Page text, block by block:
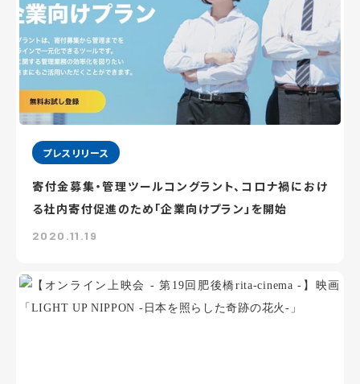
プレスリリース
寄付金募集・管理ツールコングラント、コロナ禍におけ
る社内寄付促進のため「企業向けプラン」を開始
2020.11.19